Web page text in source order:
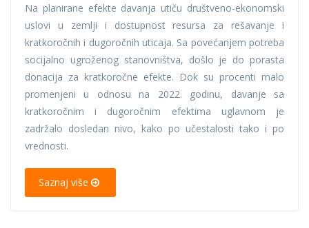
Na planirane efekte davanja utiču društveno-ekonomski
uslovi u zemlji i dostupnost resursa za rešavanje i
kratkoročnih i dugoročnih uticaja. Sa povećanjem potreba
socijalno ugroženog stanovništva, došlo je do porasta
donacija za kratkoročne efekte. Dok su procenti malo
promenjeni u odnosu na 2022. godinu, davanje sa
kratkoročnim i dugoročnim efektima uglavnom je
zadržalo dosledan nivo, kako po učestalosti tako i po
vrednosti.
Saznaj više